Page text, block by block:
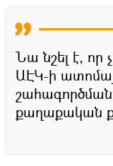
Նա նշել է, որ
ԱԷԿ-ի
քաղաքական